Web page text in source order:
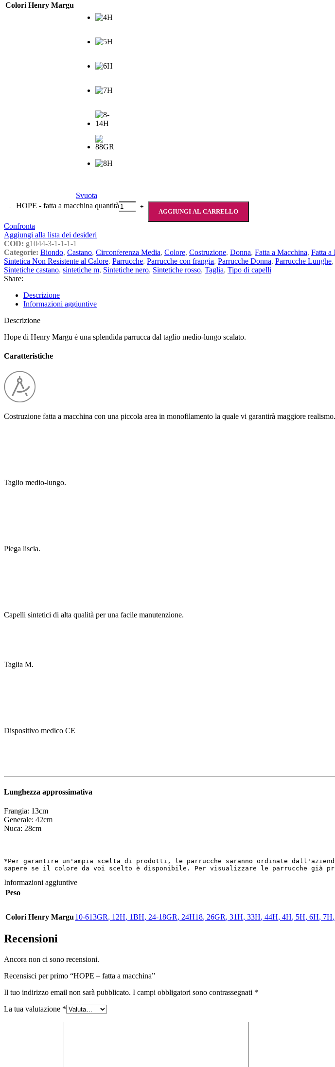
Colori Henry Margu
Svuota
HOPE - fatta a macchina quantità
AGGIUNGI AL CARRELLO
Confronta
Aggiungi alla lista dei desideri
COD: g1044-3-1-1-1-1
Categorie: Biondo, Castano, Circonferenza Media, Colore, Costruzione, Donna, Fatta a Macchina, Fatta a
Sintetica Non Resistente al Calore, Parrucche, Parrucche con frangia, Parrucche Donna, Parrucche Lunghe,
Sintetiche castano, sintetiche m, Sintetiche nero, Sintetiche rosso, Taglia, Tipo di capelli
Share:
Descrizione
Informazioni aggiuntive
Descrizione
Hope di Henry Margu è una splendida parrucca dal taglio medio-lungo scalato.
Caratteristiche
Costruzione fatta a macchina con una piccola area in monofilamento la quale vi garantirà maggiore realismo.
Taglio medio-lungo.
Piega liscia.
Capelli sintetici di alta qualità per una facile manutenzione.
Taglia M.
Dispositivo medico CE
Lunghezza approssimativa
Frangia: 13cm
Generale: 42cm
Nuca: 28cm
*Per garantire un'ampia scelta di prodotti, le parrucche saranno ordinate
sapere se il colore da voi scelto è disponibile. Per visualizzare le parrucche già
Informazioni aggiuntive
Peso
Colori Henry Margu 10-613GR, 12H, 1BH, 24-18GR, 24H18, 26GR, 31H, 33H, 44H, 4H, 5H, 6H, 7H,
Recensioni
Ancora non ci sono recensioni.
Recensisci per primo “HOPE – fatta a macchina”
Il tuo indirizzo email non sarà pubblicato. I campi obbligatori sono contrassegnati *
La tua valutazione *